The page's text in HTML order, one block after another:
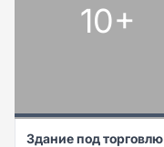
10+
Здание под торговлю